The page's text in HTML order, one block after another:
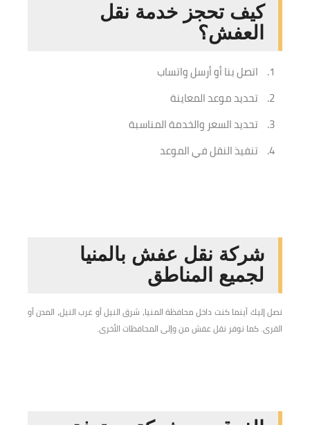
كيف تحجز خدمة نقل
العفش؟
اتصل بنا أو أرسل واتساب
تحديد موعد المعاينة
تحديد السعر والخدمة المناسبة
تنفيذ النقل في الموعد
شركة نقل عفش بالمنيا
لجميع المناطق
نصل إليك أينما كنت داخل محافظة المنيا، شرق النيل أو غرب النيل، المدن أو
القرى. كما نوفر نقل عفش من وإلى المحافظات الأخرى.